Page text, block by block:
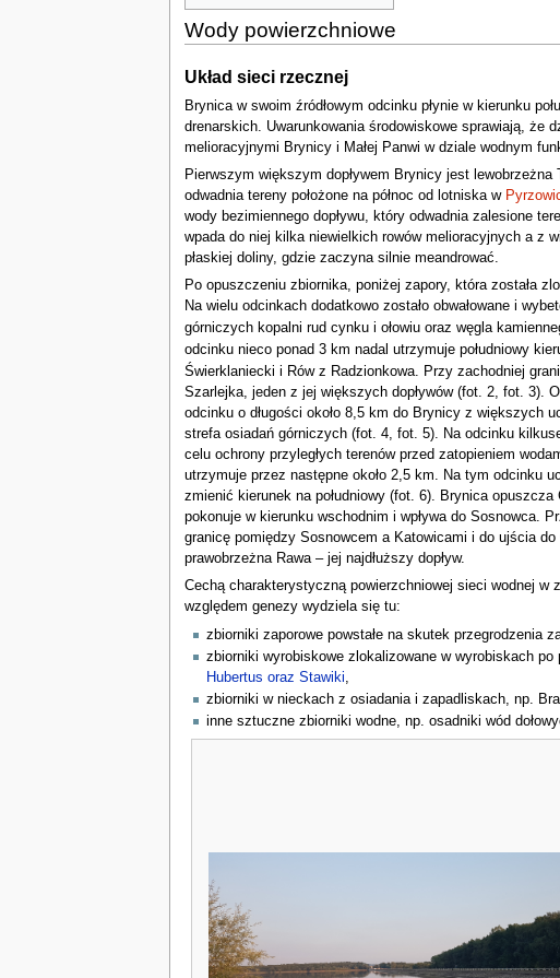
Wody powierzchniowe
Układ sieci rzecznej
Brynica w swoim źródłowym odcinku płynie w kierunku
drenarskich. Uwarunkowania środowiskowe sprawiają, że
melioracyjnymi Brynicy i Małej Panwi w dziale wodnym
Pierwszym większym dopływem Brynicy jest
odwadnia tereny położone na północ od lotniska w
wody bezimiennego dopływu, który odwadnia zalesione
wpada do niej kilka niewielkich rowów melioracyjnych a z
płaskiej doliny, gdzie zaczyna silnie meandrować.
Po opuszczeniu zbiornika, poniżej zapory, która została
Na wielu odcinkach dodatkowo zostało obwałowane i
górniczych kopalni rud cynku i ołowiu oraz węgla
odcinku nieco ponad 3 km nadal utrzymuje południowy
Świerklaniecki i Rów z Radzionkowa. Przy zachodniej
Szarlejka, jeden z jej większych dopływów (fot. 2, fot. 3).
odcinku o długości około 8,5 km do Brynicy z większych
strefa osiadań górniczych (fot. 4, fot. 5). Na odcinku
celu ochrony przyległych terenów przed zatopieniem
utrzymuje przez następne około 2,5 km. Na tym odcinku
zmienić kierunek na południowy (fot. 6). Brynica opuszcza
pokonuje w kierunku wschodnim i wpływa do Sosnowca.
granicę pomiędzy Sosnowcem a Katowicami i do ujścia
prawobrzeżna Rawa – jej najdłuższy dopływ.
Cechą charakterystyczną powierzchniowej sieci wodnej
względem genezy wydziela się tu:
zbiorniki zaporowe powstałe na skutek przegrodzenia
zbiorniki wyrobiskowe zlokalizowane w wyrobiskach
Hubertus oraz Stawiki
zbiorniki w nieckach z osiadania i zapadliskach, np.
inne sztuczne zbiorniki wodne, np. osadniki wód